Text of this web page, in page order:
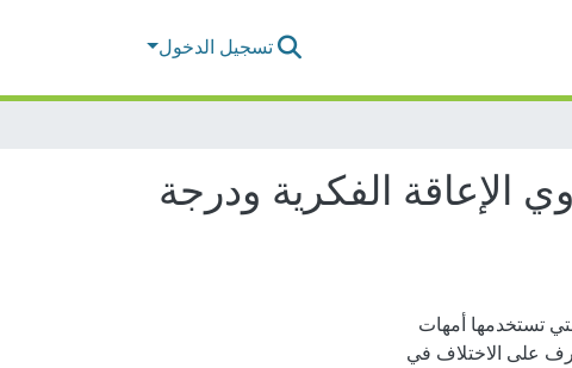
تسجيل الدخول
الإعاقة الفكرية ودرجة
تستخدمها أمهات
على الاختلاف في